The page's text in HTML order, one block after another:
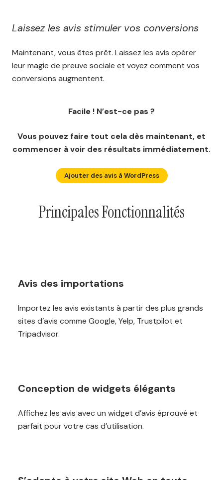
Laissez les avis stimuler vos conversions
Maintenant, vous êtes prêt. Laissez les avis opérer
leur magie de preuve sociale et voyez comment vos
conversions augmentent.
Facile ! N’est-ce pas ?
Vous pouvez faire tout cela dès maintenant, et
commencer à voir des résultats immédiatement.
Ajouter des avis à WordPress
Principales Fonctionnalités
Avis des importations
Importez les avis existants à partir des plus grands
sites d’avis comme Google, Yelp, Trustpilot et
Tripadvisor.
Conception de widgets élégants
Affichez les avis avec un widget d’avis éprouvé et
parfait pour votre cas d’utilisation.